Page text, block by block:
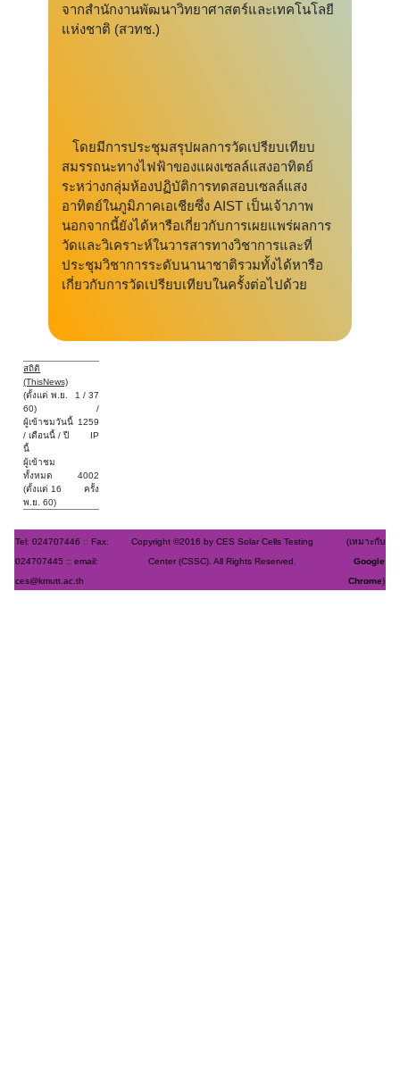
จากสำนักงานพัฒนาวิทยาศาสตร์และเทคโนโลยี
แห่งชาติ (สวทช.)
โดยมีการประชุมสรุปผลการวัดเปรียบเทียบ
สมรรถนะทางไฟฟ้าของแผงเซลล์แสงอาทิตย์
ระหว่างกลุ่มห้องปฏิบัติการทดสอบเซลล์แสง
อาทิตย์ในภูมิภาคเอเชียซึ่ง AIST เป็นเจ้าภาพ
นอกจากนี้ยังได้หารือเกี่ยวกับการเผยแพร่ผลการ
วัดและวิเคราะห์ในวารสารทางวิชาการและที่
ประชุมวิชาการระดับนานาชาติรวมทั้งได้หารือ
เกี่ยวกับการวัดเปรียบเทียบในครั้งต่อไปด้วย
สถิติ
(ThisNews)
(ตั้งแต่ พ.ย.
60)
ผู้เข้าชมวันนี้
/ เดือนนี้ / ปี
นี้
1 / 37
/
1259
IP
ผู้เข้าชม
ทั้งหมด
(ตั้งแต่ 16
พ.ย. 60)
4002
ครั้ง
Tel: 024707446 :: Fax:
024707445 :: email:
ces@kmutt.ac.th
Copyright ©2016 by CES Solar Cells Testing
Center (CSSC). All Rights Reserved.
(เหมาะกับ
Google
Chrome)